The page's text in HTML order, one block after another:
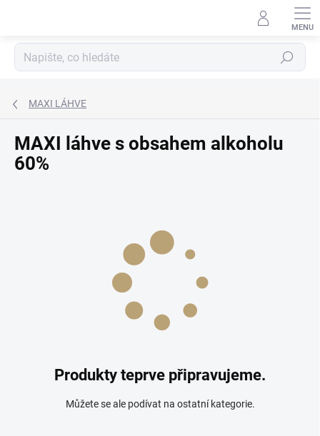
Hledat
MAXI LÁHVE
MAXI láhve s obsahem alkoholu
60%
Produkty teprve připravujeme.
Můžete se ale podívat na ostatní kategorie.